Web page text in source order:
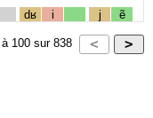
dʁ i j ẽ
à 100 sur 838